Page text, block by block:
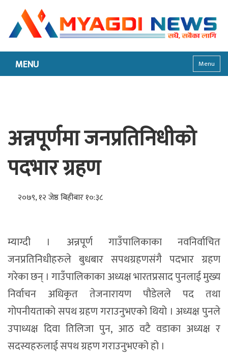
MENU Menu
अन्नपूर्णमा जनप्रतिनिधीको
पदभार ग्रहण
२०७९, १२ जेष्ठ बिहीबार १०:३८
म्याग्दी । अन्नपूर्ण गाउँपालिकाका नवनिर्वाचित
जनप्रतिनिधीहरुले बुधबार सपथग्रहणसंगै पदभार ग्रहण
गरेका छन् । गाउँपालिकाका अध्यक्ष भारतप्रसाद पुनलाई मुख्य
निर्वाचन अधिकृत तेजनारायण पौडेलले पद तथा
गोपनीयताको सपथ ग्रहण गराउनुभएको थियो । अध्यक्ष पुनले
उपाध्यक्ष दिवा तिलिजा पुन, आठ वटै वडाका अध्यक्ष र
सदस्यहरुलाई सपथ ग्रहण गराउनुभएको हो ।